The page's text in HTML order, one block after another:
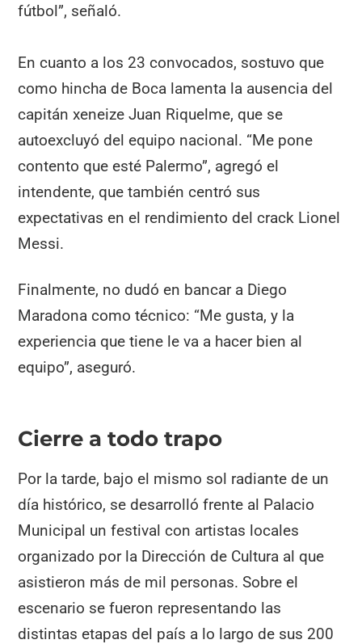
fútbol”, señaló.
En cuanto a los 23 convocados, sostuvo que
como hincha de Boca lamenta la ausencia del
capitán xeneize Juan Riquelme, que se
autoexcluyó del equipo nacional. “Me pone
contento que esté Palermo”, agregó el
intendente, que también centró sus
expectativas en el rendimiento del crack Lionel
Messi.
Finalmente, no dudó en bancar a Diego
Maradona como técnico: “Me gusta, y la
experiencia que tiene le va a hacer bien al
equipo”, aseguró.
Cierre a todo trapo
Por la tarde, bajo el mismo sol radiante de un
día histórico, se desarrolló frente al Palacio
Municipal un festival con artistas locales
organizado por la Dirección de Cultura al que
asistieron más de mil personas. Sobre el
escenario se fueron representando las
distintas etapas del país a lo largo de sus 200